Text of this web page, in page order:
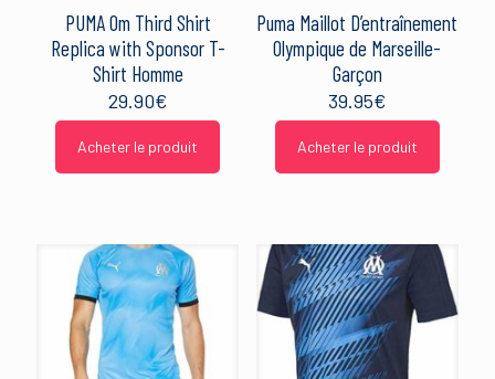
PUMA Om Third Shirt
Replica with Sponsor T-
Shirt Homme
29.90€
Acheter le produit
Puma Maillot D’entraînement
Olympique de Marseille-
Garçon
39.95€
Acheter le produit